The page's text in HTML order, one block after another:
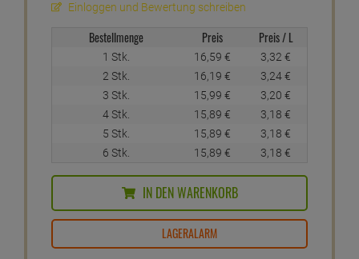
Einloggen und Bewertung schreiben
Bestellmenge Preis Preis / L
1 Stk. 16,59 € 3,32 €
2 Stk.
16,19 € 3,24€
3 Stk.
15,99 € 3,20 €
4 Stk.
15,89 € 3,18 €
5 Stk.
15,89 € 3,18 €
6 Stk.
15,89 € 3,18 €
IN DEN WARENKORB
LAGERALARM